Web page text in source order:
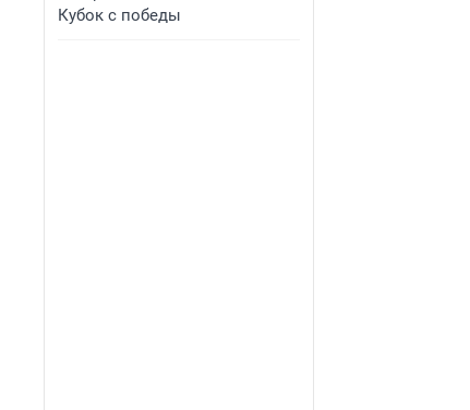
Кубок с победы